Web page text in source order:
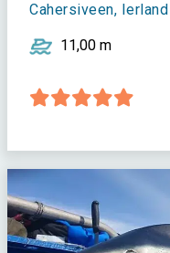
Cahersiveen, Ierland
11,00 m